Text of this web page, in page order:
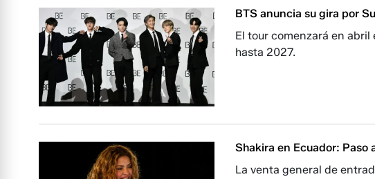
BTS anuncia su gira por
El tour comenzará en abril
hasta 2027.
Shakira en Ecuador: Paso
La venta general de